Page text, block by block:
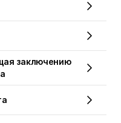
заключению